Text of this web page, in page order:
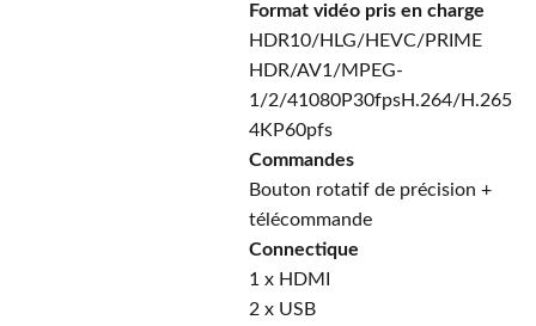
Format vidéo pris en charge
HDR10/HLG/HEVC/PRIME
HDR/AV1/MPEG-
1/2/41080P30fpsH.264/H.265
4KP60pfs
Commandes
Bouton rotatif de précision +
télécommande
Connectique
1 x HDMI
2 x USB